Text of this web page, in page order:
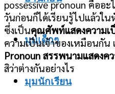
มุมเด็กๆ
มุมนักเรียน
possessive pronoun คืออะ
วันก่อนก็ได้เรียนรู้ไปแล้วใน
ซึ่งเป็นคุณศัพท์แสดงความเ
ความเป็นเจ้าของเหมือนกัน
Pronoun สรรพนามแสดงค
สิว่าต่างกันอย่างไร